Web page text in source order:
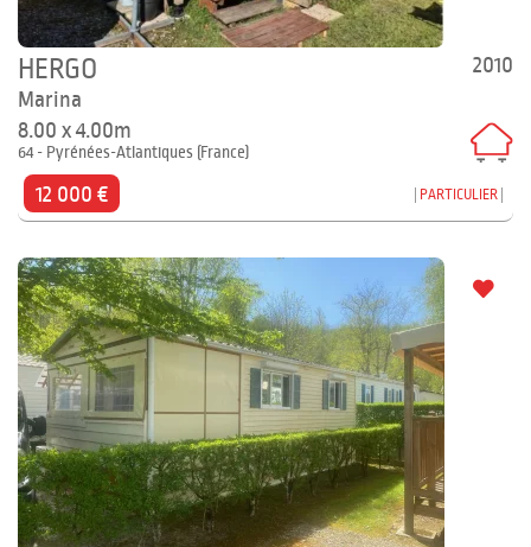
2010
HERGO
Marina
8.00 x 4.00m
64 - Pyrénées-Atlantiques (France)
12 000 € PARTICULIER